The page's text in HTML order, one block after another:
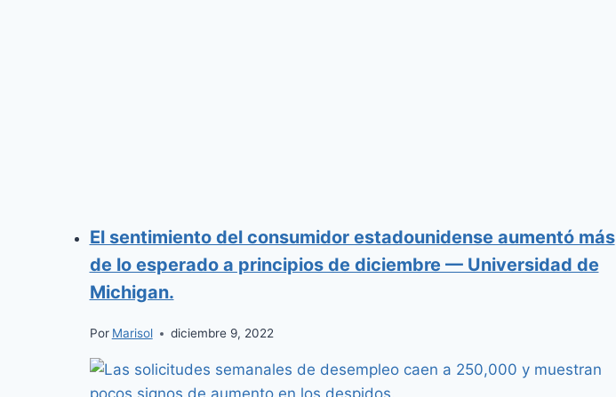
El sentimiento del consumidor estadounidense aumentó más
de lo esperado a principios de diciembre — Universidad de
Michigan.
Por Marisol diciembre 9, 2022